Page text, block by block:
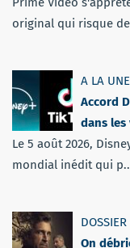
original qui risque
A LA UNE
Accord
dans
Le 5 août 2026,
mondial inédit qui
On